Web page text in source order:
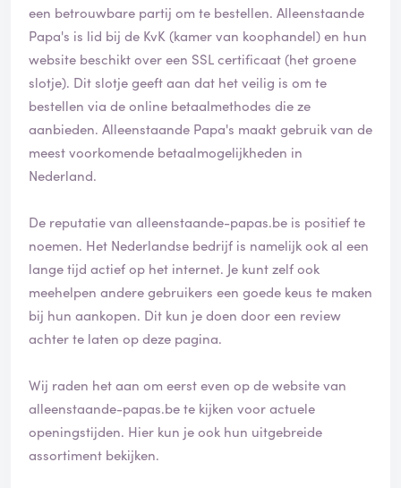
een betrouwbare partij om te bestellen. Alleenstaande
Papa's is lid bij de KvK (kamer van koophandel) en hun
website beschikt over een SSL certificaat (het groene
slotje). Dit slotje geeft aan dat het veilig is om te
bestellen via de online betaalmethodes die ze
aanbieden. Alleenstaande Papa's maakt gebruik van de
meest voorkomende betaalmogelijkheden in
Nederland.
De reputatie van alleenstaande-papas.be is positief te
noemen. Het Nederlandse bedrijf is namelijk ook al een
lange tijd actief op het internet. Je kunt zelf ook
meehelpen andere gebruikers een goede keus te maken
bij hun aankopen. Dit kun je doen door een review
achter te laten op deze pagina.
Wij raden het aan om eerst even op de website van
alleenstaande-papas.be te kijken voor actuele
openingstijden. Hier kun je ook hun uitgebreide
assortiment bekijken.